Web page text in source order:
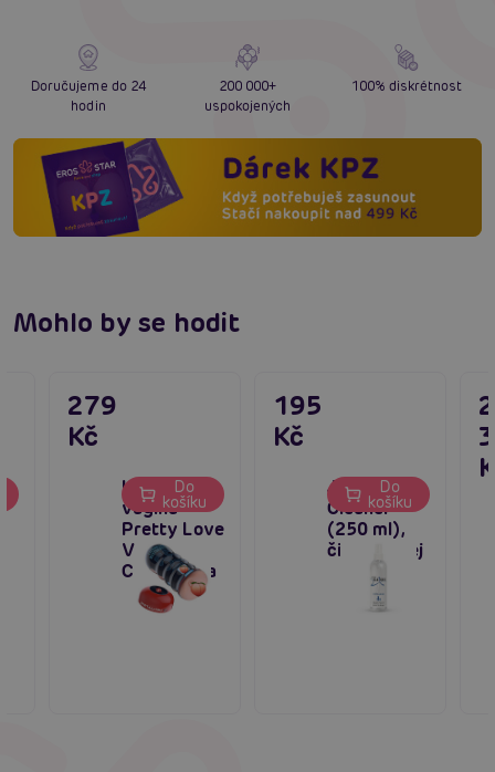
Doručujeme do 24
hodin
200 000+
uspokojených
100% diskrétnost
Mohlo by se hodit
Umělá
vagína
Pretty Love
Vacuum
Cup Vagina
279
Kč
Do
košíku
Just Glide
Cleaner
(250 ml),
čisticí sprej
195
Kč
Do
košíku
2